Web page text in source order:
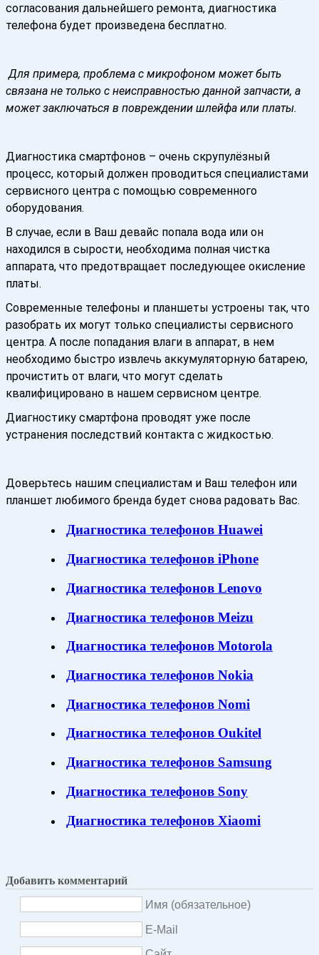
согласования дальнейшего ремонта, диагностика
телефона будет произведена бесплатно.
Для примера, проблема с микрофоном может быть
связана не только с неисправностью данной запчасти, а
может заключаться в повреждении шлейфа или платы.
Диагностика смартфонов – очень скрупулёзный
процесс, который должен проводиться специалистами
сервисного центра с помощью современного
оборудования.
В случае, если в Ваш девайс попала вода или он
находился в сырости, необходима полная чистка
аппарата, что предотвращает последующее окисление
платы.
Современные телефоны и планшеты устроены так, что
разобрать их могут только специалисты сервисного
центра. А после попадания влаги в аппарат, в нем
необходимо быстро извлечь аккумуляторную батарею,
прочистить от влаги, что могут сделать
квалифицировано в нашем сервисном центре.
Диагностику смартфона проводят уже после
устранения последствий контакта с жидкостью.
Доверьтесь нашим специалистам и Ваш телефон или
планшет любимого бренда будет снова радовать Вас.
Диагностика телефонов Huawei
Диагностика телефонов iPhone
Диагностика телефонов Lenovo
Диагностика телефонов Meizu
Диагностика телефонов Motorola
Диагностика телефонов Nokia
Диагностика телефонов Nomi
Диагностика телефонов Oukitel
Диагностика телефонов Samsung
Диагностика телефонов Sony
Диагностика телефонов Xiaomi
Добавить комментарий
Имя (обязательное)
E-Mail